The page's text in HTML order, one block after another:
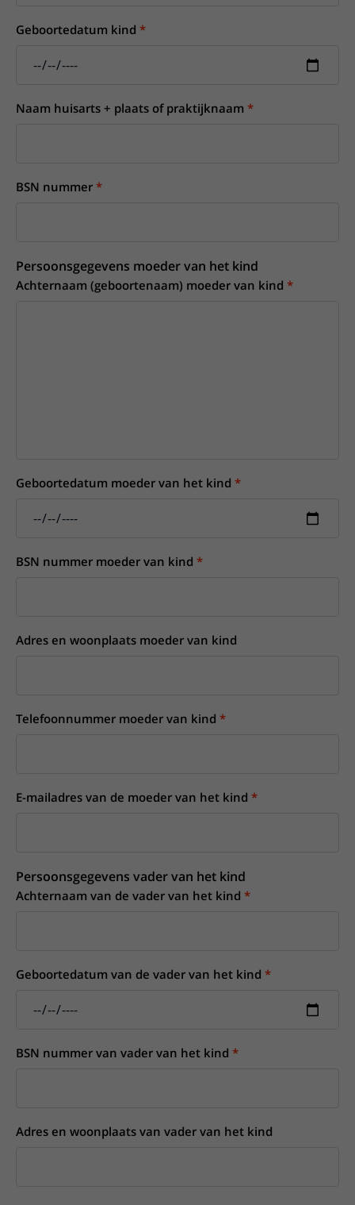
Geboortedatum kind
Naam huisarts + plaats of praktijknaam
BSN nummer
Persoonsgegevens moeder van het kind
Achternaam (geboortenaam) moeder van kind
Geboortedatum moeder van het kind
BSN nummer moeder van kind
Adres en woonplaats moeder van kind
Telefoonnummer moeder van kind
E-mailadres van de moeder van het kind
Persoonsgegevens vader van het kind
Achternaam van de vader van het kind
Geboortedatum van de vader van het kind
BSN nummer van vader van het kind
Adres en woonplaats van vader van het kind